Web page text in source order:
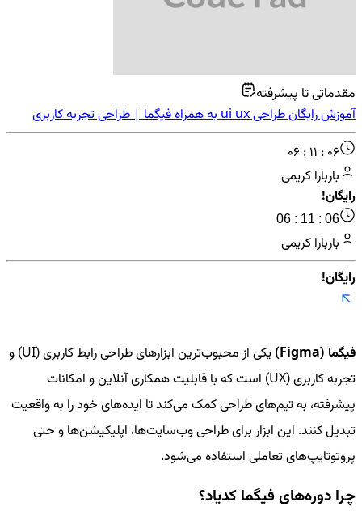
مقدماتی تا پیشرفته
آموزش رایگان طراحی ui ux به همراه فیگما | طراحی تجربه کاربری
پروژه محور
06 : 11 : 06
باربارا کریمی
رایگان!
06 : 11 : 06
باربارا کریمی
رایگان!
فیگما (Figma)
یکی از محبوب‌ترین ابزارهای طراحی رابط کاربری (UI) و
تجربه کاربری (UX) است که با قابلیت همکاری آنلاین و امکانات
پیشرفته، به تیم‌های طراحی کمک می‌کند تا ایده‌های خود را به واقعیت
تبدیل کنند. این ابزار برای طراحی وب‌سایت‌ها، اپلیکیشن‌ها و حتی
پروتوتایپ‌های تعاملی استفاده می‌شود.
چرا دوره‌های فیگما کدیاد؟